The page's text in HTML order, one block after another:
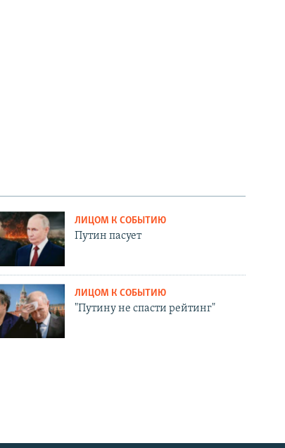
ЛИЦОМ К СОБЫТИЮ
Путин пасует
ЛИЦОМ К СОБЫТИЮ
"Путину не спасти рейтинг"